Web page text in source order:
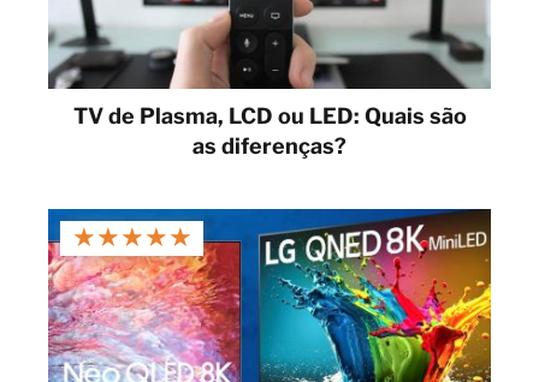
TV de Plasma, LCD ou LED: Quais são
as diferenças?
★★★★★